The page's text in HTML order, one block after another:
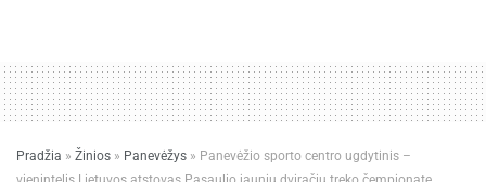
Pradžia » Žinios » Panevėžys » Panevėžio sporto centro ugdytinis –